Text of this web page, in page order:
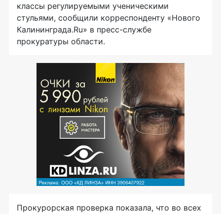
классы регулируемыми ученическими
стульями, сообщили корреспонденту «Нового
Калининграда.Ru» в пресс-службе
прокуратуры области.
Прокурорская проверка показала, что во всех